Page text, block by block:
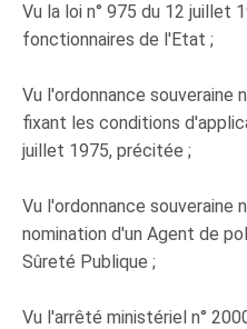
Vu la loi n° 975 du 12
fonctionnaires de l'Etat ;
Vu l'ordonnance souveraine
fixant les conditions
juillet 1975, précitée ;
Vu l'ordonnance souveraine
nomination d'un Agent de
Sûreté Publique ;
Vu l'arrêté ministériel n°